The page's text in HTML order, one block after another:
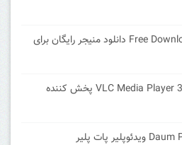
دانلود Free Download Manager 6.30 دانلود منیجر رایگان برای
دانلود VLC Media Player 3.0.21 Win/macOS پخش کننده